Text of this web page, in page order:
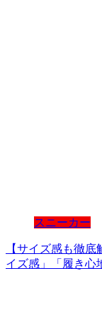
スニーカー
【サイズ感も徹
イズ感」「履き心